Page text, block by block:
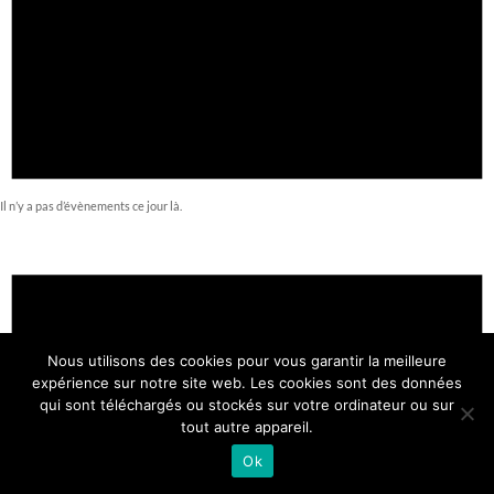
Il n’y a pas d’évènements ce jour là.
Nous utilisons des cookies pour vous garantir la meilleure
expérience sur notre site web. Les cookies sont des données
qui sont téléchargés ou stockés sur votre ordinateur ou sur
tout autre appareil.
Ok